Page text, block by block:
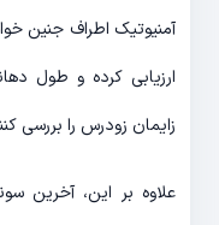
آمنیوتیک اطراف جنین
ارزیابی کرده و طول
زایمان زودرس را بررسی
علاوه بر این، آخرین